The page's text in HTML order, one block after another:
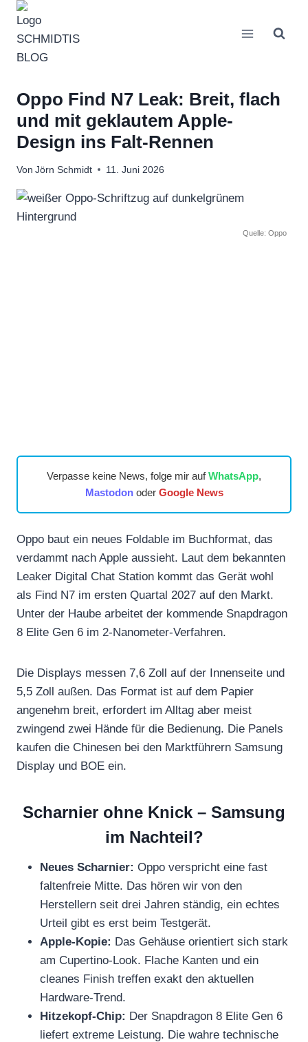
Zum
Inhalt
springen
Oppo Find N7 Leak: Breit, flach
und mit geklautem Apple-
Design ins Falt-Rennen
Von Jörn Schmidt 11. Juni 2026
Quelle: Oppo
Verpasse keine News, folge mir aufWhatsApp,
Mastodonoder Google News
Oppo baut ein neues Foldable im Buchformat, das
verdammt nach Apple aussieht. Laut dem bekannten
Leaker Digital Chat Station kommt das Gerät wohl
als Find N7 im ersten Quartal 2027 auf den Markt.
Unter der Haube arbeitet der kommende Snapdragon
8 Elite Gen 6 im 2-Nanometer-Verfahren.
Die Displays messen 7,6 Zoll auf der Innenseite und
5,5 Zoll außen. Das Format ist auf dem Papier
angenehm breit, erfordert im Alltag aber meist
zwingend zwei Hände für die Bedienung. Die Panels
kaufen die Chinesen bei den Marktführern Samsung
Display und BOE ein.
Scharnier ohne Knick – Samsung
im Nachteil?
Neues Scharnier: Oppo verspricht eine fast
faltenfreie Mitte. Das hören wir von den
Herstellern seit drei Jahren ständig, ein echtes
Urteil gibt es erst beim Testgerät.
Apple-Kopie: Das Gehäuse orientiert sich stark
am Cupertino-Look. Flache Kanten und ein
cleanes Finish treffen exakt den aktuellen
Hardware-Trend.
Hitzekopf-Chip: Der Snapdragon 8 Elite Gen 6
liefert extreme Leistung. Die wahre technische